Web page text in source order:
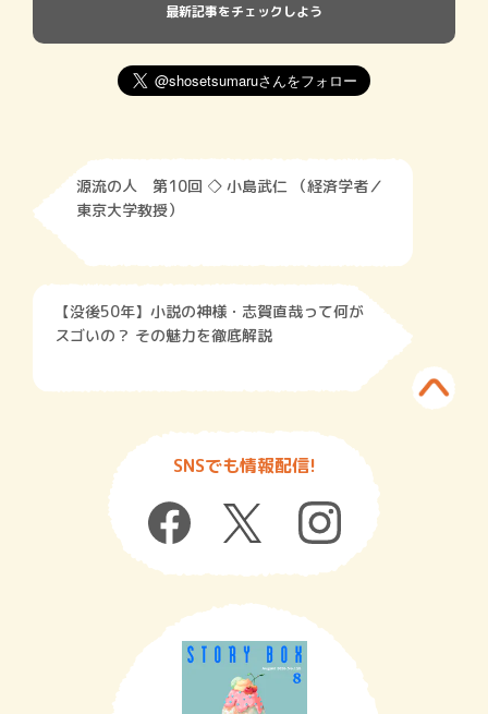
最新記事をチェックしよう
源流の人 第10回 ◇ 小島武仁 （経済学者／
東京大学教授）
【没後50年】小説の神様・志賀直哉って何が
スゴいの？ その魅力を徹底解説
SNSでも情報配信!